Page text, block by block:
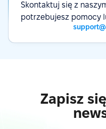
Skontaktuj się z
potrzebujesz pomocy
Zapisz